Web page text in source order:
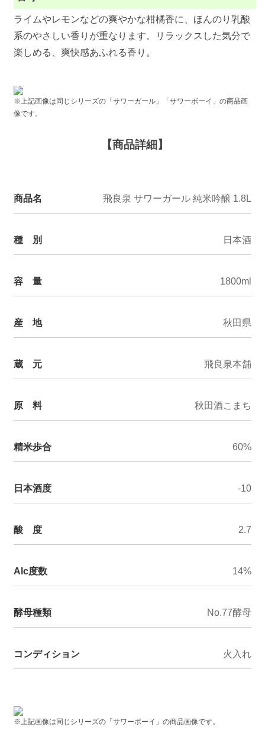
ライムやレモンなどの爽やかな柑橘香に、ほんのり乳酸
系のやさしい香りが重なります。リラックスした気分で
楽しめる、爽快感あふれる香り。
※上記画像は同じシリーズの「サワーガール」「サワーボーイ」の商品画
像です。
【商品詳細】
商品名 飛良泉 サワーガール 純米吟醸 1.8L
種 別 日本酒
容 量 1800ml
産 地 秋田県
蔵 元 飛良泉本舗
原 料 秋田酒こまち
精米歩合 60%
日本酒度 -10
酸 度 2.7
Alc度数 14%
酵母種類 No.77酵母
コンディション 火入れ
※上記画像は同じシリーズの「サワーボーイ」の商品画像です。